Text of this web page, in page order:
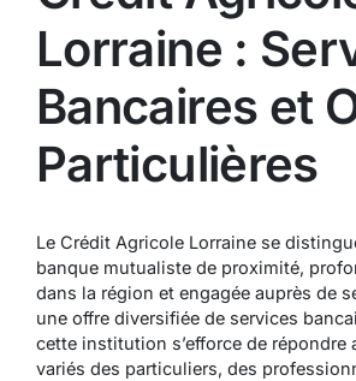
Lorraine :
Bancaires et
Particulières
Le Crédit Agricole Lorraine se
banque mutualiste de proximité,
dans la région et engagée auprès de
une offre diversifiée de services
cette institution s’efforce de répondre
variés des particuliers, des